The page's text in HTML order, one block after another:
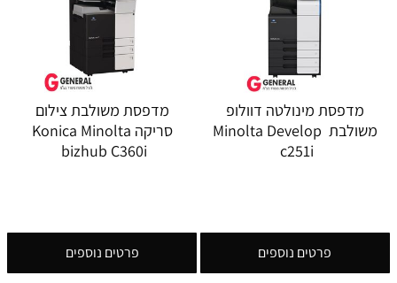
מדפסת מינולטה דוולופ
משולבת Minolta Develop
c251i
פרטים נוספים
מדפסת משולבת צילום
סריקה Konica Minolta
bizhub C360i
פרטים נוספים